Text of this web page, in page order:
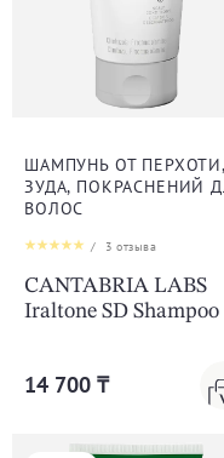
ШАМПУНЬ ОТ ПЕРХОТИ,
ЗУДА, ПОКРАСНЕНИЙ
ВОЛОС
/ 3 отзыва
CANTABRIA LABS
Iraltone SD Shampoo
14 700 ₸